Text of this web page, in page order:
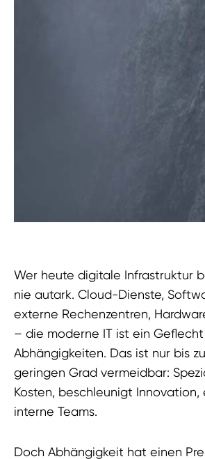
Wer heute digitale Infrastruktur
nie autark. Cloud-Dienste,
externe Rechenzentren,
– die moderne IT ist ein
Abhängigkeiten. Das ist nur bis
geringen Grad vermeidbar:
Kosten, beschleunigt
interne Teams.
Doch Abhängigkeit hat einen